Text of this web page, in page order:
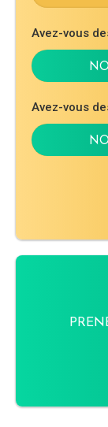
Avez-vous
Avez-vous